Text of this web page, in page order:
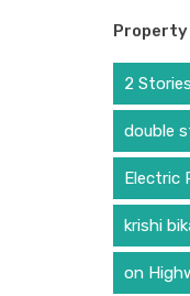
2 Stories
double
Electric
krishi
on